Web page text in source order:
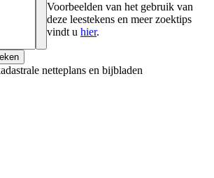
Voorbeelden van het gebruik van
deze leestekens en meer zoektips
vindt u hier.
netteplans en bijbladen